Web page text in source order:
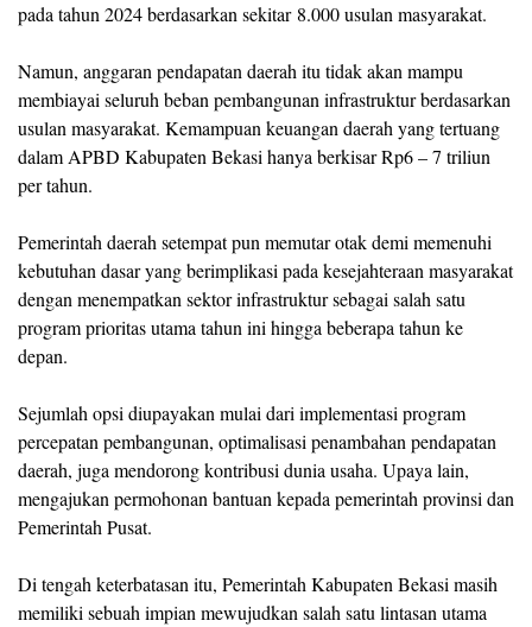
pada tahun 2024 berdasarkan sekitar 8.000 usulan masyarakat.
Namun, anggaran pendapatan daerah itu tidak akan mampu
membiayai seluruh beban pembangunan infrastruktur berdasarkan
usulan masyarakat. Kemampuan keuangan daerah yang tertuang
dalam APBD Kabupaten Bekasi hanya berkisar Rp6 – 7 triliun
per tahun.
Pemerintah daerah setempat pun memutar otak demi memenuhi
kebutuhan dasar yang berimplikasi pada kesejahteraan masyarakat
dengan menempatkan sektor infrastruktur sebagai salah satu
program prioritas utama tahun ini hingga beberapa tahun ke
depan.
Sejumlah opsi diupayakan mulai dari implementasi program
percepatan pembangunan, optimalisasi penambahan pendapatan
daerah, juga mendorong kontribusi dunia usaha. Upaya lain,
mengajukan permohonan bantuan kepada pemerintah provinsi dan
Pemerintah Pusat.
Di tengah keterbatasan itu, Pemerintah Kabupaten Bekasi masih
memiliki sebuah impian mewujudkan salah satu lintasan utama